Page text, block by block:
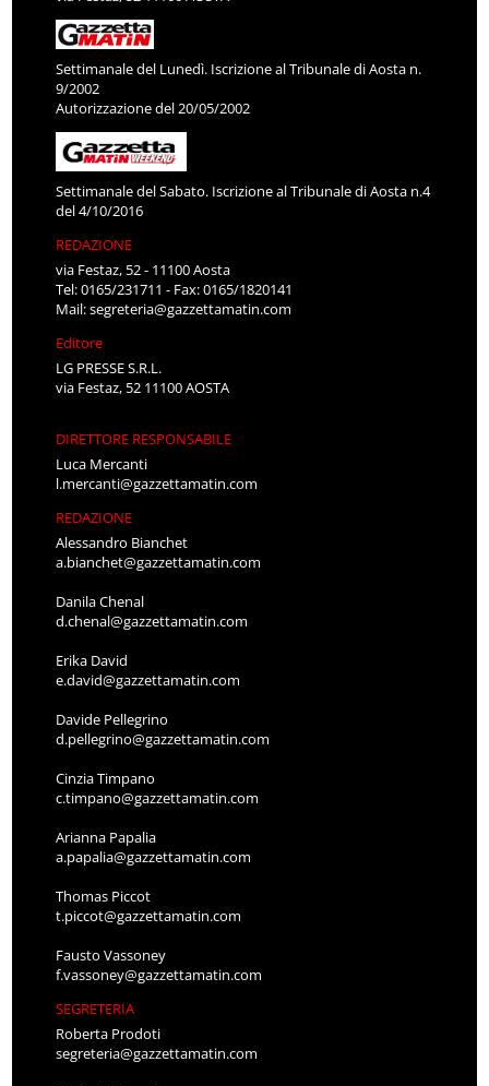
Settimanale del Lunedì. Iscrizione al Tribunale di Aosta n.
9/2002
Autorizzazione del 20/05/2002
Settimanale del Sabato. Iscrizione al Tribunale di Aosta n.4
del 4/10/2016
REDAZIONE
via Festaz, 52 - 11100 Aosta
Tel: 0165/231711 - Fax: 0165/1820141
Mail:segreteria@gazzettamatin.com
Editore
LG PRESSE S.R.L.
via Festaz, 52 11100 AOSTA
DIRETTORE RESPONSABILE
Luca Mercanti
l.mercanti@gazzettamatin.com
REDAZIONE
Alessandro Bianchet
a.bianchet@gazzettamatin.com
Danila Chenal
d.chenal@gazzettamatin.com
Erika David
e.david@gazzettamatin.com
Davide Pellegrino
d.pellegrino@gazzettamatin.com
Cinzia Timpano
c.timpano@gazzettamatin.com
Arianna Papalia
a.papalia@gazzettamatin.com
Thomas Piccot
t.piccot@gazzettamatin.com
Fausto Vassoney
f.vassoney@gazzettamatin.com
SEGRETERIA
Roberta Prodoti
segreteria@gazzettamatin.com